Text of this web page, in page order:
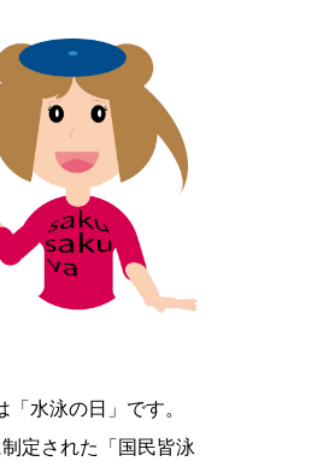
「水泳の日」です。
定された「国民皆泳